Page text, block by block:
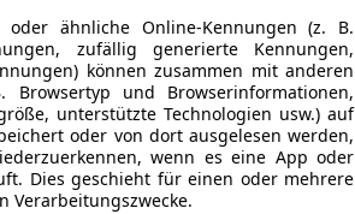
oder ähnliche Online-Kennungen (z. B.
zufällig generierte Kennungen,
können zusammen mit anderen
Browsertyp und Browserinformationen,
unterstützte Technologien usw.) auf
oder von dort ausgelesen werden,
wenn es eine App oder
Dies geschieht für einen oder mehrere
Verarbeitungszwecke.